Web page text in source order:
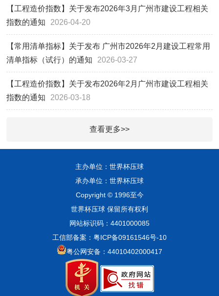
【工程造价指数】关于发布2026年3月广州市建设工程相关
指数的通知
2026-04-20
【常用清单指标】关于发布 广州市2026年2月建设工程常用
清单指标（试行）的通知
2026-03-27
【工程造价指数】关于发布2026年2月广州市建设工程相关
指数的通知
2026-03-18
查看更多>>
主办单位：世界杯压球
承办单位：世界杯压球
Copyright © 1996至今
世界杯压球 保留所有权利
网站标识码：4401000085
工信部备案：粤ICP备09161546号-10
粤公网安备：44010402000417